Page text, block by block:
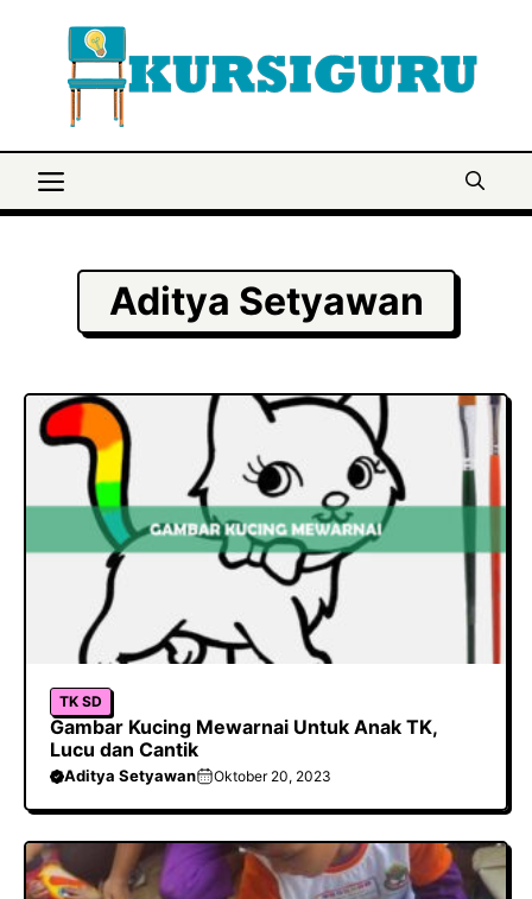
Menu
Aditya Setyawan
TK SD
Gambar Kucing Mewarnai Untuk Anak TK,
Lucu dan Cantik
Aditya Setyawan Oktober 20, 2023